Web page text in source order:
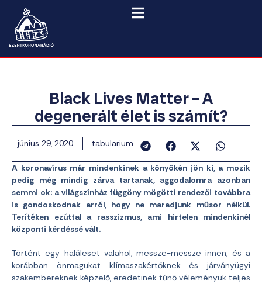
Black Lives Matter – A
degenerált élet is számít?
június 29, 2020 tabularium
A koronavírus már mindenkinek a könyökén jön ki, a mozik
pedig még mindig zárva tartanak, aggodalomra azonban
semmi ok: a világszínház függöny mögötti rendezői továbbra
is gondoskodnak arról, hogy ne maradjunk műsor nélkül.
Terítéken ezúttal a rasszizmus, ami hirtelen mindenkinél
központi kérdéssé vált.
Történt egy haláleset valahol, messze-messze innen, és a
korábban önmagukat klímaszakértőknek és járványügyi
szakembereknek képzelő, eredetinek tűnő véleményük teljes